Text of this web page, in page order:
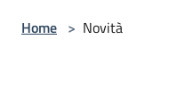
Home > Novità